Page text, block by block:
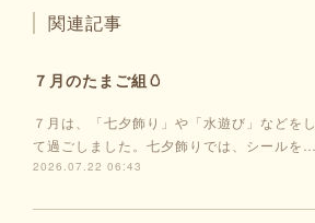
関連記事
７月のたまご組🥚
７月は、「七夕飾り」や「水遊び」などをし
て過ごしました。七夕飾りでは、シールを…
2026.07.22 06:43